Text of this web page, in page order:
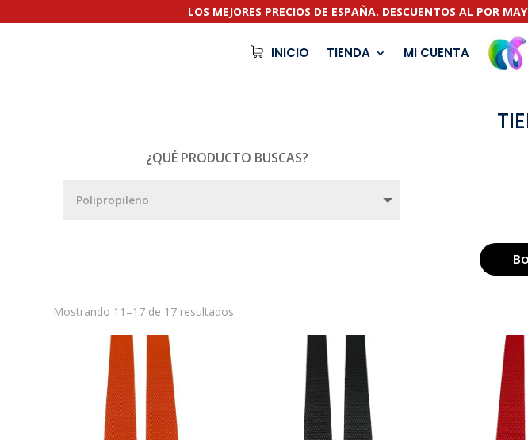
LOS MEJORES PRECIOS DE ESPAÑA. DESCUENTOS AL POR
INICIO TIENDA MI CUENTA
¿QUÉ PRODUCTO BUSCAS?
Mostrando 11–17 de 17 resultados